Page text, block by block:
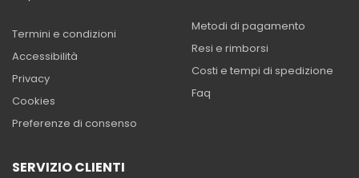
Termini e condizioni
Accessibilità
Privacy
Cookies
Preferenze di consenso
Metodi di pagamento
Resi e rimborsi
Costi e tempi di spedizione
Faq
SERVIZIO CLIENTI